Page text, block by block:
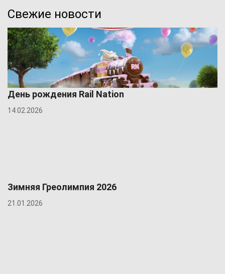
Свежие новости
День рождения Rail Nation
14.02.2026
Зимняя Греолимпия 2026
21.01.2026